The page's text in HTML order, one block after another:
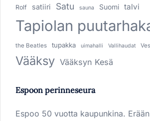
Rolf satiiri Satu sauna Suomi talvi
Tapiolan
the Beatles tupakka uimahalli Vallihaudat
Vääksy Vääksyn Kesä
Espoon perinneseura
Espoo 50 vuotta kaupunkina.